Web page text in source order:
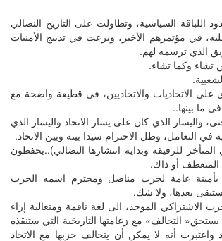
اللباقة السياسية، وتطاولت على التاريخ النضالي
في مؤتمرهم الأخير، وبرعت في تدبيج الأمنيات
الذي ترسمه لهم.
تشاء وكما تشاء.
الاتحاديات والاتحاديين، في قطيعة واضحة مع
ما بينها..
واليسار الذي كان على يسار الاتحاد واليسار الذي
التعامل، وظل الاحترام سيدا بينه وبين الاتحاد.
للرفيقة وبداية انتشارها النضالي)..يحفظون
المنعطف أو ذاك.
عامة لحزب مناضل ومحترم اسمه الحزب
بعدها، ولا شك.
الاشتراكي الموحد، الى لغة ناقمة ومتعالية إزاء
التحالف» مع زعامتها التاريخية التي ستنقذه
أنه لا يمكن أن يتحالف حزبها مع الاتحاد